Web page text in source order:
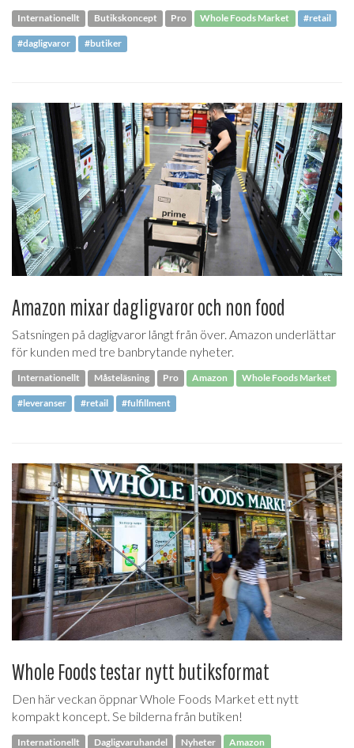
Internationellt Butikskoncept Pro Whole Foods Market #retail
#dagligvaror #butiker
Amazon mixar dagligvaror och non food
Satsningen på dagligvaror långt från över. Amazon underlättar
för kunden med tre banbrytande nyheter.
Internationellt Måsteläsning Pro Amazon Whole Foods Market
#leveranser #retail #fulfillment
Whole Foods testar nytt butiksformat
Den här veckan öppnar Whole Foods Market ett nytt
kompakt koncept. Se bilderna från butiken!
Internationellt Dagligvaruhandel Nyheter Amazon